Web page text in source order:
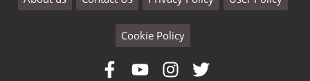
Cookie Policy